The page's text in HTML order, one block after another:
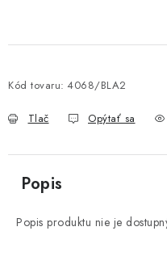
Kód tovaru: 4068/BLA2
Tlač Opýtať sa
Popis
Popis produktu nie je